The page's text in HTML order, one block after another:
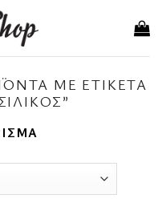
ΜΕ ΕΤΙΚΈΤΑ